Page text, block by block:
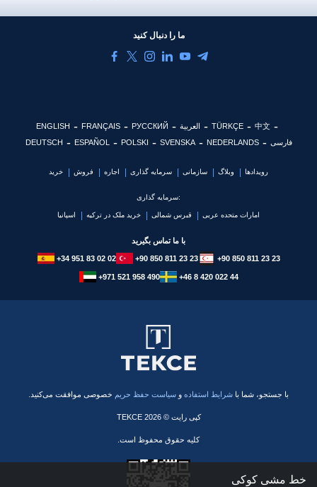
ما را دنبال کنید
ENGLISH FRANÇAIS РУССКИЙ العربية TÜRKÇE
中文
DEUTSCH
ESPAÑOL POLSKI SVENSKA NEDERLANDS فارسی
خرید فروش اجاره سرمایه گذاری سازمانی وبلاگ رویدادها
سرمایه گذاری:
اسپانیا خرید ملک در ترکیه قبرس شمالی امارات متحده عربی
با ما تماس بگیرید
+34 951 83 02 02 +90 850 811 23 23 +90 850 811 23 23
+971 521 958 490 +46 8 420 022 44
با جستجو، شما با شرایط استفاده و سیاست حفظ حریم خصوصی موافقت می‌کنید.
کپی رایت © 2026 TEKCE
کلیه حقوق محفوظ است.
خط مشی کوکی